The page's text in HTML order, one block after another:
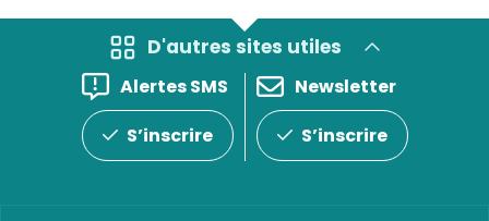
D'autres sites utiles
Alertes SMS
S’inscrire
Newsletter
S’inscrire